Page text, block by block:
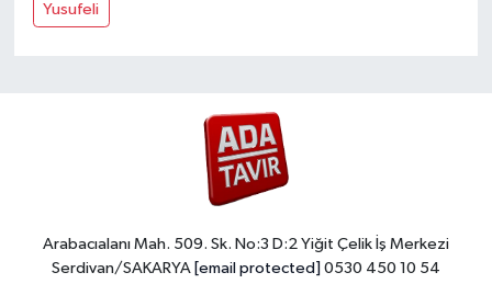
Yusufeli
Arabacıalanı Mah. 509. Sk. No:3 D:2 Yiğit Çelik İş Merkezi
Serdivan/SAKARYA [email protected] 0530 450 10 54